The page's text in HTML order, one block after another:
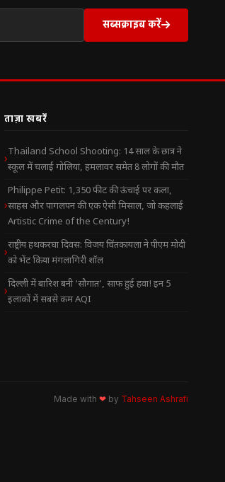
सब्सक्राइब करें
ताज़ा खबरें
Thailand School Shooting: 14 साल के छात्र ने
स्कूल में चलाई गोलियां, हमलावर समेत 8 लोगों की मौत
Philippe Petit: 1,350 फीट की ऊंचाई पर कला,
साहस और पागलपन की एक ऐसी मिसाल, जो कहलाई
Artistic Crime of the Century!
राष्ट्रीय हथकरघा दिवस: विजय चिंतकायला ने पीएम मोदी
को भेंट किया मंगलागिरी शॉल
दिल्ली में बारिश बनी ‘सौगात’, साफ हुई हवा! इन 5
इलाकों में सबसे कम AQI
Made with ❤ by Tahseen Ashrafi